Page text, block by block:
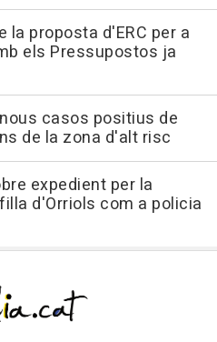
la proposta d'ERC per a
els Pressupostos ja
casos positius de
de la zona d'alt risc
expedient per la
d'Orriols com a policia